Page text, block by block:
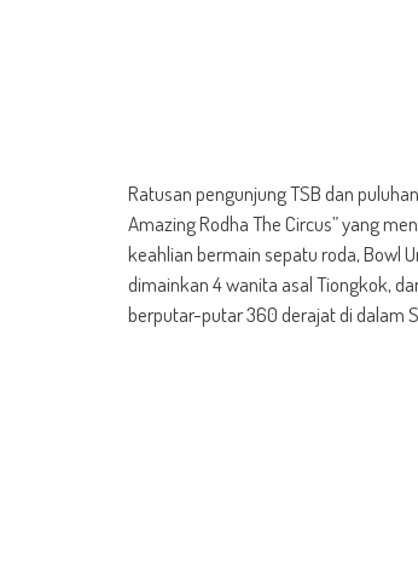
Ratusan pengunjung TSB dan
Amazing Rodha The Circus” yang
keahlian bermain sepatu roda, Bowl
dimainkan 4 wanita asal Tiongkok,
berputar-putar 360 derajat di dalam